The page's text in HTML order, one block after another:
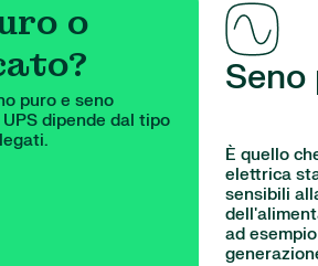
o
puro e seno
dipende dal tipo
Seno
È quello
elettrica
sensibili
ad